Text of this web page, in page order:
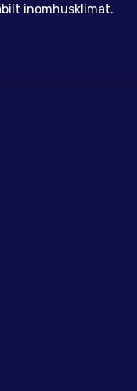
inomhusklimat.